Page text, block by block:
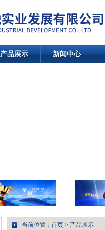
产品展示 新闻中心
当前位置： 首页 > 产品展示